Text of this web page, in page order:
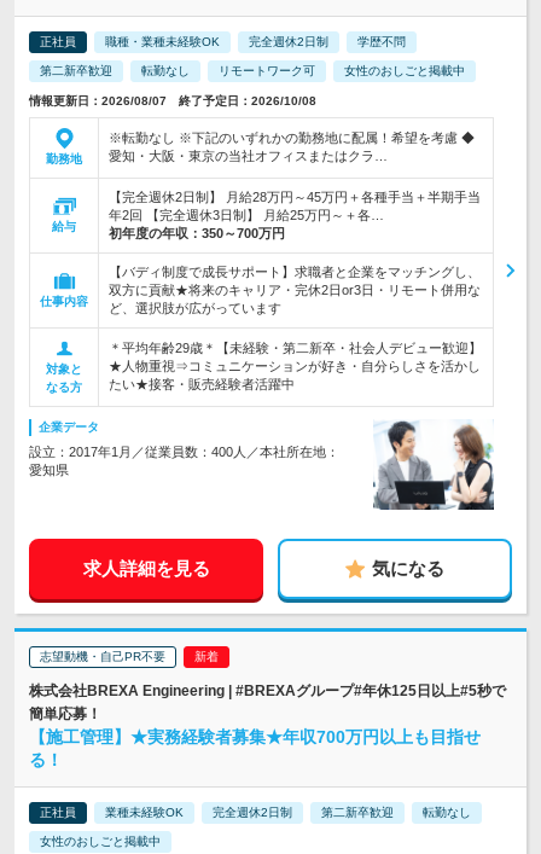
正社員 職種・業種未経験OK 完全週休2日制 学歴不問
第二新卒歓迎 転勤なし リモートワーク可 女性のおしごと掲載中
情報更新日：2026/08/07 終了予定日：2026/10/08
勤務地
※転勤なし ※下記のいずれかの勤務地に配属！希望を考慮 ◆
愛知・大阪・東京の当社オフィスまたはクラ…
給与
【完全週休2日制】 月給28万円～45万円＋各種手当＋半期手当
年2回 【完全週休3日制】 月給25万円～＋各…
初年度の年収： 350～700万円
仕事内容
【バディ制度で成長サポート】求職者と企業をマッチングし、
双方に貢献★将来のキャリア・完休2日or3日・リモート併用な
ど、選択肢が広がっています
対象と
なる方
＊平均年齢29歳＊【未経験・第二新卒・社会人デビュー歓迎】
★人物重視⇒コミュニケーションが好き・自分らしさを活かし
たい★接客・販売経験者活躍中
企業データ
設立：2017年1月／従業員数：400人／本社所在地：
愛知県
求人詳細を見る 気になる
志望動機・自己PR不要
株式会社BREXA Engineering | #BREXAグループ#年休125日以上#5秒で
簡単応募！
【施工管理】★実務経験者募集★年収700万円以上も目指せ
る！
正社員 業種未経験OK 完全週休2日制 第二新卒歓迎 転勤なし
女性のおしごと掲載中